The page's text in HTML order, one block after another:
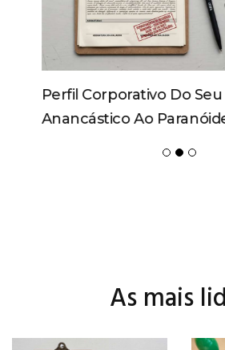
Perfil Corporativo Do Seu
Anancástico Ao
As mais